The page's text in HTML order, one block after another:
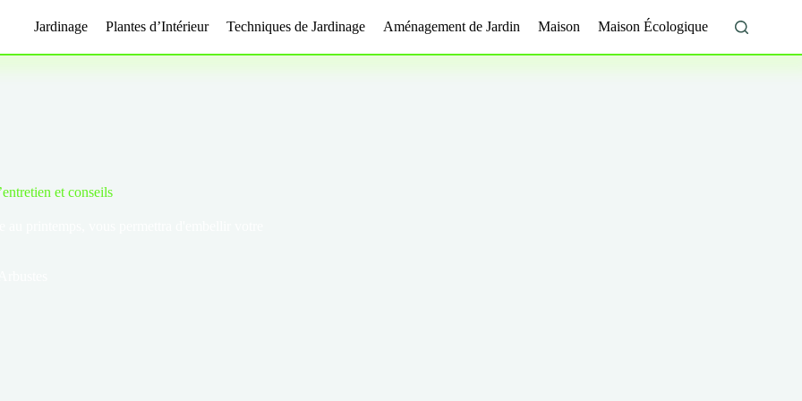
Jardinage Plantes d’Intérieur Techniques de Jardinage Aménagement de Jardin Maison Maison Écologique
et conseils